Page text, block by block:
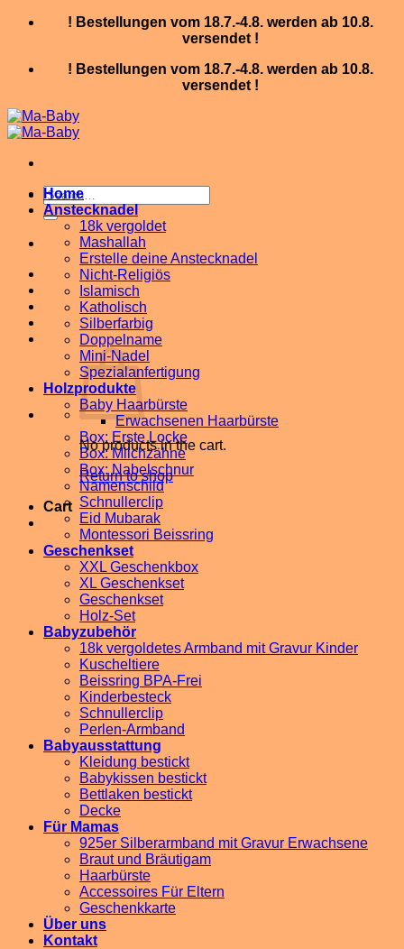
Skip
! Bestellungen vom 18.7.-4.8. werden ab 10.8.
versendet !
! Bestellungen vom 18.7.-4.8. werden ab 10.8.
versendet !
Search
for:
No products in the cart.
Return to shop
Cart
Home
Anstecknadel
18k vergoldet
Mashallah
Erstelle deine Anstecknadel
Nicht-Religiös
Islamisch
Katholisch
Silberfarbig
Doppelname
Mini-Nadel
Spezialanfertigung
Holzprodukte
Baby Haarbürste
Erwachsenen Haarbürste
Box: Erste Locke
Box: Milchzähne
Box: Nabelschnur
Namenschild
Schnullerclip
Eid Mubarak
Montessori Beissring
Geschenkset
XXL Geschenkbox
XL Geschenkset
Geschenkset
Holz-Set
Babyzubehör
18k vergoldetes Armband mit Gravur Kinder
Kuscheltiere
Beissring BPA-Frei
Kinderbesteck
Schnullerclip
Perlen-Armband
Babyausstattung
Kleidung bestickt
Babykissen bestickt
Bettlaken bestickt
Decke
Für Mamas
925er Silberarmband mit Gravur Erwachsene
Braut und Bräutigam
Haarbürste
Accessoires Für Eltern
Geschenkkarte
Über uns
Kontakt